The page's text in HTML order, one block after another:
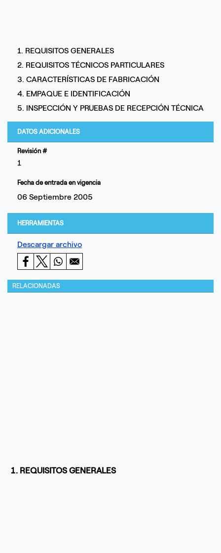
1. REQUISITOS GENERALES
1. REQUISITOS GENERALES
2. REQUISITOS TÉCNICOS PARTICULARES
3. CARACTERÍSTICAS DE FABRICACIÓN
4. EMPAQUE E IDENTIFICACIÓN
5. INSPECCIÓN Y PRUEBAS DE RECEPCIÓN TÉCNICA
DATOS ADICIONALES
Revisión #
1
Fecha de entrada en vigencia
06 Septiembre 2005
HERRAMIENTAS
Descargar archivo
RELACIONADAS